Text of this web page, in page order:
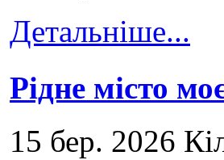
Детальніше...
Рідне місто
15 бер. 2026